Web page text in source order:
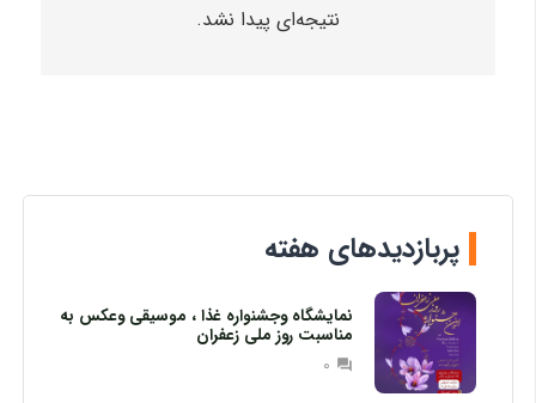
نتیجه‌ای پیدا نشد.
پربازدیدهای هفته
نمایشگاه وجشنواره غذا ، موسیقی وعکس به
مناسبت روز ملی زعفران
question_answer
0